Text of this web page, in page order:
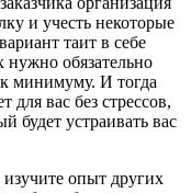
и учесть некоторые
таит в себе
обязательно
минимуму. И тогда
для вас без стрессов,
будет устраивать вас
опыт других